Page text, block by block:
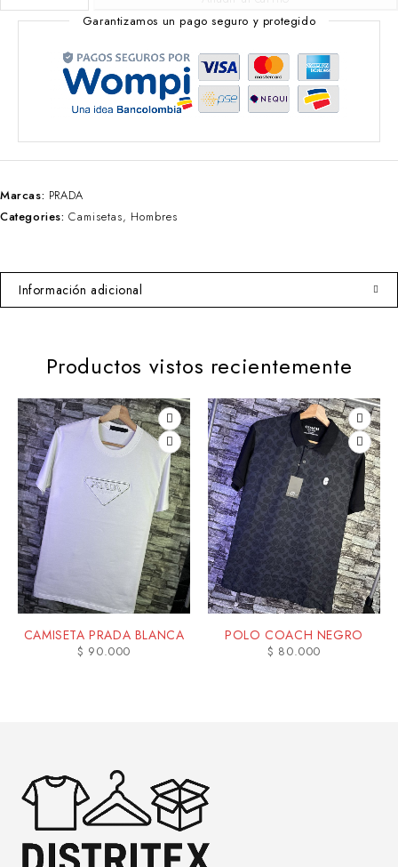
Garantizamos un pago seguro y protegido
Marcas: PRADA
Categories:Camisetas, Hombres
Información adicional
Productos vistos recientemente
CAMISETA PRADA BLANCA
$ 90.000
POLO COACH NEGRO
$ 80.000